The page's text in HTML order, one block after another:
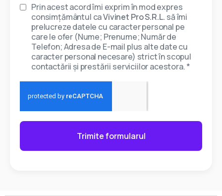
Prin acest acord îmi exprim în mod expres
consimțământul caVivinet Pro S.R.L. să îmi
prelucreze datele cu caracter personal pe
care le ofer (Nume; Prenume; Număr de
Telefon; Adresa de E-mail plus alte date cu
caracter personal necesare) strict în scopul
contactării și prestării serviciilor acestora. *
Trimite formularul